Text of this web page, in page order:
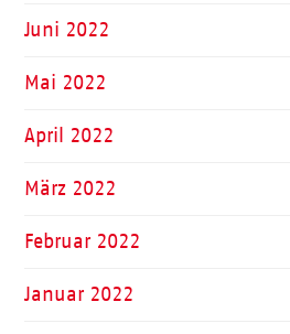
Juni 2022
Mai 2022
April 2022
März 2022
Februar 2022
Januar 2022